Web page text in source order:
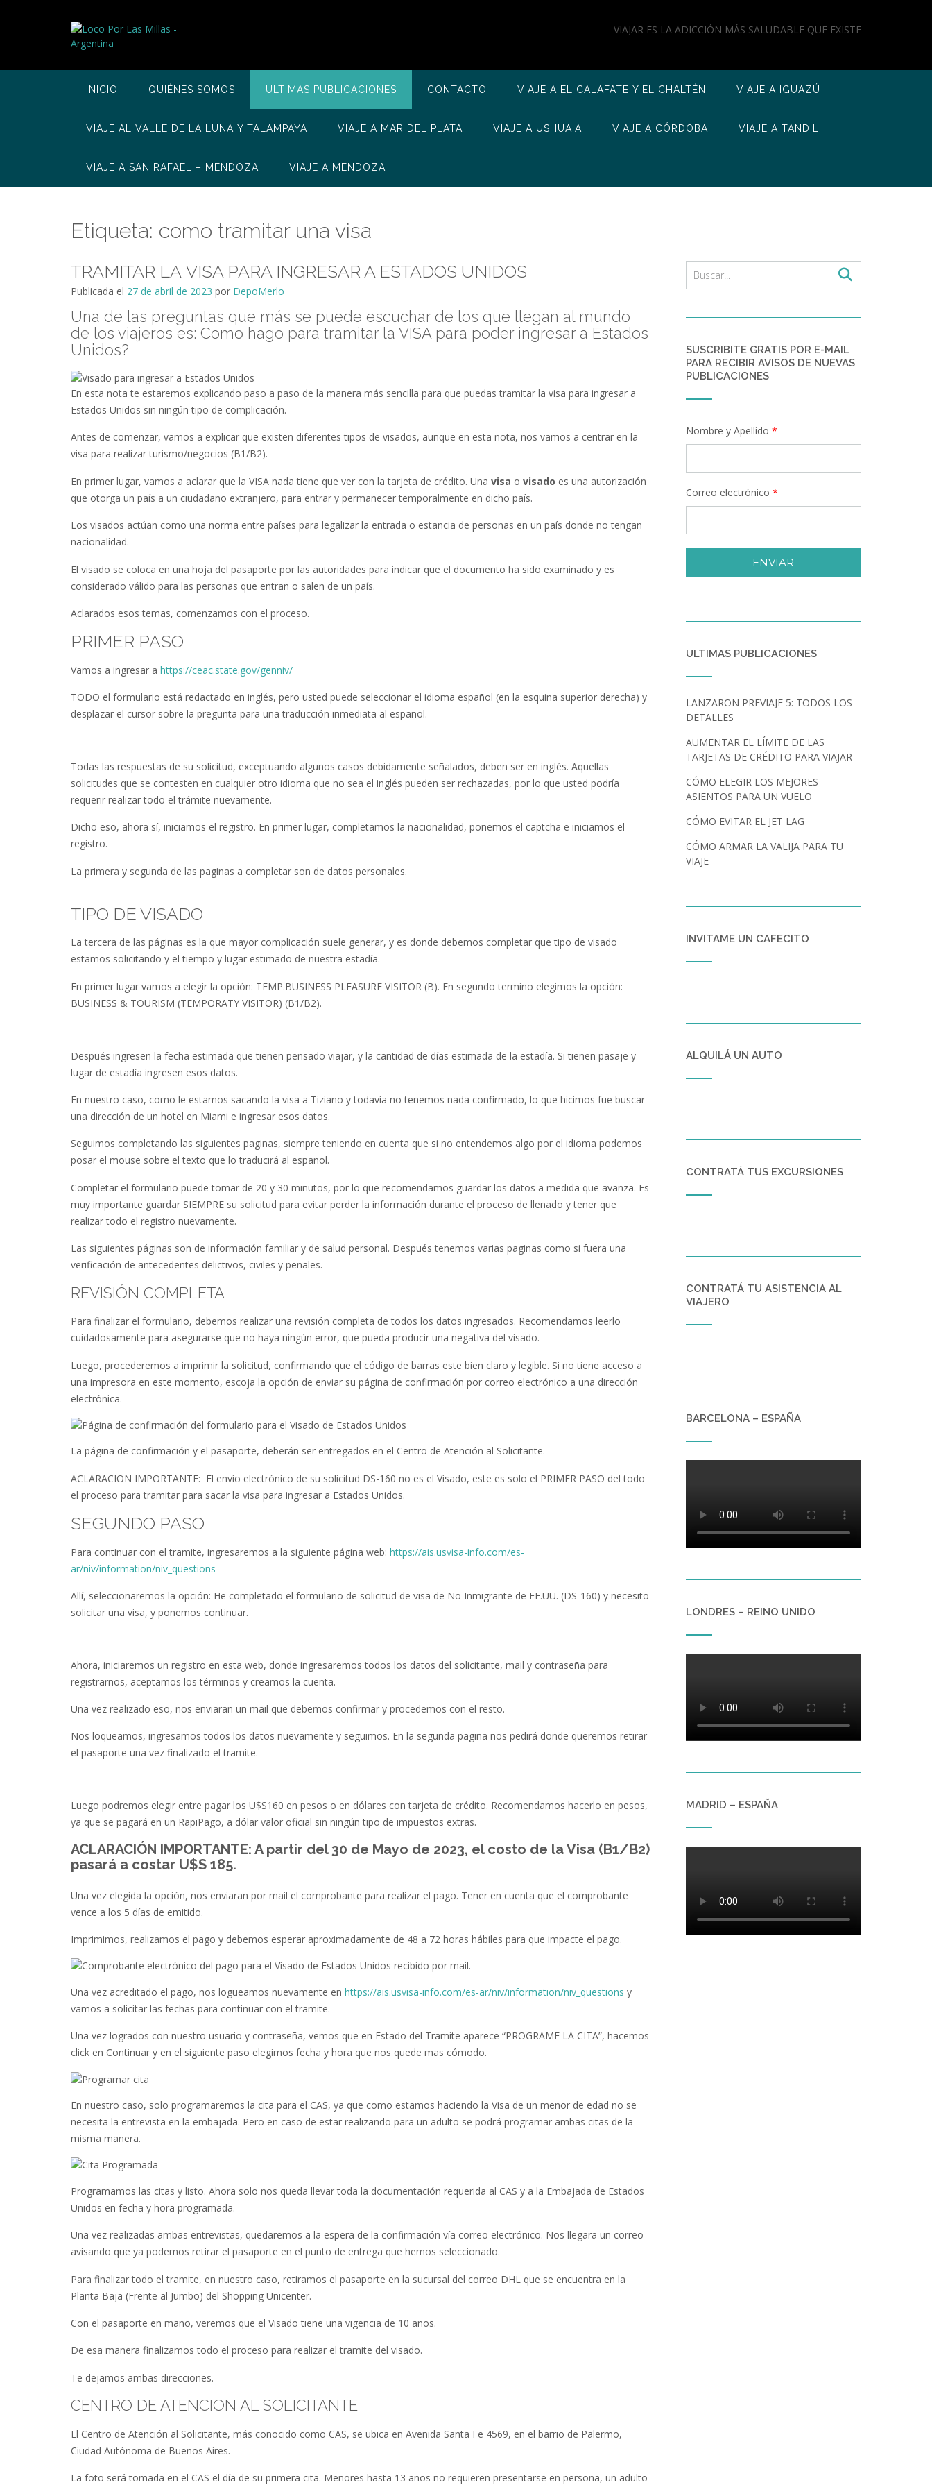
VIAJAR ES LA ADICCIÓN MÁS SALUDABLE QUE EXISTE
INICIO QUIÉNES SOMOS ULTIMAS PUBLICACIONES CONTACTO VIAJE A EL CALAFATE Y EL CHALTÉN VIAJE A IGUAZÚ
VIAJE AL VALLE DE LA LUNA Y TALAMPAYA VIAJE A MAR DEL PLATA VIAJE A USHUAIA VIAJE A CÓRDOBA VIAJE A TANDIL
VIAJE A SAN RAFAEL – MENDOZA VIAJE A MENDOZA
Etiqueta: como tramitar una visa
TRAMITAR LA VISA PARA INGRESAR A ESTADOS UNIDOS
Publicada el 27 de abril de 2023 por DepoMerlo
Una de las preguntas que más se puede escuchar de los que llegan al mundo
de los viajeros es: Como hago para tramitar la VISA para poder ingresar a Estados
Unidos?
En esta nota te estaremos explicando paso a paso de la manera más sencilla para que puedas tramitar la visa para ingresar a
Estados Unidos sin ningún tipo de complicación.
Antes de comenzar, vamos a explicar que existen diferentes tipos de visados, aunque en esta nota, nos vamos a centrar en la
visa para realizar turismo/negocios (B1/B2).
En primer lugar, vamos a aclarar que la VISA nada tiene que ver con la tarjeta de crédito. Una visa o visado es una autorización
que otorga un país a un ciudadano extranjero, para entrar y permanecer temporalmente en dicho país.
Los visados actúan como una norma entre países para legalizar la entrada o estancia de personas en un país donde no tengan
nacionalidad.
El visado se coloca en una hoja del pasaporte por las autoridades para indicar que el documento ha sido examinado y es
considerado válido para las personas que entran o salen de un país.
Aclarados esos temas, comenzamos con el proceso.
PRIMER PASO
Vamos a ingresar a https://ceac.state.gov/genniv/
TODO el formulario está redactado en inglés, pero usted puede seleccionar el idioma español (en la esquina superior derecha) y
desplazar el cursor sobre la pregunta para una traducción inmediata al español.
Todas las respuestas de su solicitud, exceptuando algunos casos debidamente señalados, deben ser en inglés. Aquellas
solicitudes que se contesten en cualquier otro idioma que no sea el inglés pueden ser rechazadas, por lo que usted podría
requerir realizar todo el trámite nuevamente.
Dicho eso, ahora sí, iniciamos el registro. En primer lugar, completamos la nacionalidad, ponemos el captcha e iniciamos el
registro.
La primera y segunda de las paginas a completar son de datos personales.
TIPO DE VISADO
La tercera de las páginas es la que mayor complicación suele generar, y es donde debemos completar que tipo de visado
estamos solicitando y el tiempo y lugar estimado de nuestra estadía.
En primer lugar vamos a elegir la opción: TEMP.BUSINESS PLEASURE VISITOR (B). En segundo termino elegimos la opción:
BUSINESS & TOURISM (TEMPORATY VISITOR) (B1/B2).
Después ingresen la fecha estimada que tienen pensado viajar, y la cantidad de días estimada de la estadía. Si tienen pasaje y
lugar de estadía ingresen esos datos.
En nuestro caso, como le estamos sacando la visa a Tiziano y todavía no tenemos nada confirmado, lo que hicimos fue buscar
una dirección de un hotel en Miami e ingresar esos datos.
Seguimos completando las siguientes paginas, siempre teniendo en cuenta que si no entendemos algo por el idioma podemos
posar el mouse sobre el texto que lo traducirá al español.
Completar el formulario puede tomar de 20 y 30 minutos, por lo que recomendamos guardar los datos a medida que avanza. Es
muy importante guardar SIEMPRE su solicitud para evitar perder la información durante el proceso de llenado y tener que
realizar todo el registro nuevamente.
Las siguientes páginas son de información familiar y de salud personal. Después tenemos varias paginas como si fuera una
verificación de antecedentes delictivos, civiles y penales.
REVISIÓN COMPLETA
Para finalizar el formulario, debemos realizar una revisión completa de todos los datos ingresados. Recomendamos leerlo
cuidadosamente para asegurarse que no haya ningún error, que pueda producir una negativa del visado.
Luego, procederemos a imprimir la solicitud, confirmando que el código de barras este bien claro y legible. Si no tiene acceso a
una impresora en este momento, escoja la opción de enviar su página de confirmación por correo electrónico a una dirección
electrónica.
La página de confirmación y el pasaporte, deberán ser entregados en el Centro de Atención al Solicitante.
ACLARACION IMPORTANTE: El envío electrónico de su solicitud DS-160 no es el Visado, este es solo el PRIMER PASO del todo
el proceso para tramitar para sacar la visa para ingresar a Estados Unidos.
SEGUNDO PASO
Para continuar con el tramite, ingresaremos a la siguiente página web: https://ais.usvisa-info.com/es-
ar/niv/information/niv_questions
Allí, seleccionaremos la opción: He completado el formulario de solicitud de visa de No Inmigrante de EE.UU. (DS-160) y necesito
solicitar una visa, y ponemos continuar.
Ahora, iniciaremos un registro en esta web, donde ingresaremos todos los datos del solicitante, mail y contraseña para
registrarnos, aceptamos los términos y creamos la cuenta.
Una vez realizado eso, nos enviaran un mail que debemos confirmar y procedemos con el resto.
Nos loqueamos, ingresamos todos los datos nuevamente y seguimos. En la segunda pagina nos pedirá donde queremos retirar
el pasaporte una vez finalizado el tramite.
Luego podremos elegir entre pagar los U$S160 en pesos o en dólares con tarjeta de crédito. Recomendamos hacerlo en pesos,
ya que se pagará en un RapiPago, a dólar valor oficial sin ningún tipo de impuestos extras.
ACLARACIÓN IMPORTANTE: A partir del 30 de Mayo de 2023, el costo de la Visa (B1/B2)
pasará a costar U$S 185.
Una vez elegida la opción, nos enviaran por mail el comprobante para realizar el pago. Tener en cuenta que el comprobante
vence a los 5 días de emitido.
Imprimimos, realizamos el pago y debemos esperar aproximadamente de 48 a 72 horas hábiles para que impacte el pago.
Una vez acreditado el pago, nos logueamos nuevamente en https://ais.usvisa-info.com/es-ar/niv/information/niv_questions y
vamos a solicitar las fechas para continuar con el tramite.
Una vez logrados con nuestro usuario y contraseña, vemos que en Estado del Tramite aparece “PROGRAME LA CITA”, hacemos
click en Continuar y en el siguiente paso elegimos fecha y hora que nos quede mas cómodo.
En nuestro caso, solo programaremos la cita para el CAS, ya que como estamos haciendo la Visa de un menor de edad no se
necesita la entrevista en la embajada. Pero en caso de estar realizando para un adulto se podrá programar ambas citas de la
misma manera.
Programamos las citas y listo. Ahora solo nos queda llevar toda la documentación requerida al CAS y a la Embajada de Estados
Unidos en fecha y hora programada.
Una vez realizadas ambas entrevistas, quedaremos a la espera de la confirmación vía correo electrónico. Nos llegara un correo
avisando que ya podemos retirar el pasaporte en el punto de entrega que hemos seleccionado.
Para finalizar todo el tramite, en nuestro caso, retiramos el pasaporte en la sucursal del correo DHL que se encuentra en la
Planta Baja (Frente al Jumbo) del Shopping Unicenter.
Con el pasaporte en mano, veremos que el Visado tiene una vigencia de 10 años.
De esa manera finalizamos todo el proceso para realizar el tramite del visado.
Te dejamos ambas direcciones.
CENTRO DE ATENCION AL SOLICITANTE
El Centro de Atención al Solicitante, más conocido como CAS, se ubica en Avenida Santa Fe 4569, en el barrio de Palermo,
Ciudad Autónoma de Buenos Aires.
La foto será tomada en el CAS el día de su primera cita. Menores hasta 13 años no requieren presentarse en persona, un adulto
SUSCRIBITE GRATIS POR E-MAIL
PARA RECIBIR AVISOS DE NUEVAS
PUBLICACIONES
Nombre y Apellido *
Correo electrónico *
ENVIAR
ULTIMAS PUBLICACIONES
LANZARON PREVIAJE 5: TODOS LOS
DETALLES
AUMENTAR EL LÍMITE DE LAS
TARJETAS DE CRÉDITO PARA VIAJAR
CÓMO ELEGIR LOS MEJORES
ASIENTOS PARA UN VUELO
CÓMO EVITAR EL JET LAG
CÓMO ARMAR LA VALIJA PARA TU
VIAJE
INVITAME UN CAFECITO
ALQUILÁ UN AUTO
CONTRATÁ TUS EXCURSIONES
CONTRATÁ TU ASISTENCIA AL
VIAJERO
BARCELONA – ESPAÑA
LONDRES – REINO UNIDO
MADRID – ESPAÑA